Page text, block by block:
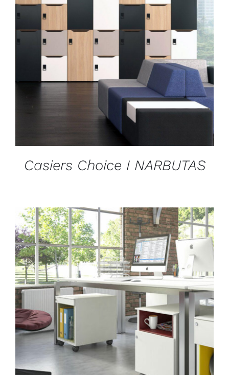
Casiers Choice I NARBUTAS
DÉTAILS